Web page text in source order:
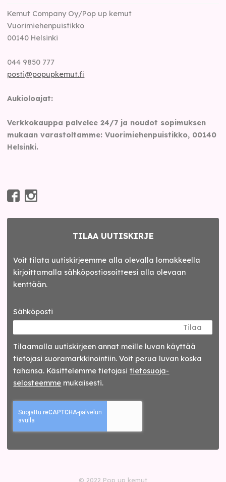
Kemut Company Oy/Pop up kemut
Vuorimiehenpuistikko
00140 Helsinki
044 9850 777
posti@popupkemut.fi
Aukioloajat:
Verkkokauppa palvelee 24/7 ja noudot sopimuksen
mukaan varastoltamme: Vuorimiehenpuistikko, 00140
Helsinki.
TILAA UUTISKIRJE
Voit tilata uutiskirjeemme alla olevalla lomakkeella
kirjoittamalla sähköpostiosoitteesi alla olevaan
kenttään.
Sähköposti
Tilaa
Tilaamalla uutis­kirjeen annat meille luvan käyttää
tietojasi suora­markkinointiin. Voit perua luvan koska
tahansa. Käsittelemme tietojasitieto­suoja­
selosteemme mukaisesti.
© 2022 Pop up kemut